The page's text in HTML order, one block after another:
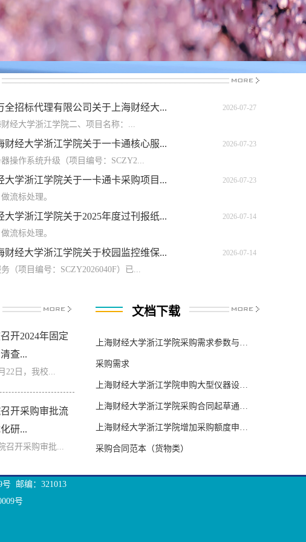
全招标代理有限公司关于上海财经大... 2026-07-27
经大学浙江学院二、项目名称：...
财经大学浙江学院关于一卡通核心服... 2026-07-23
操作系统升级（项目编号：SCZY2...
大学浙江学院关于一卡通卡采购项目... 2026-07-23
流标处理。
大学浙江学院关于2025年度过刊报纸... 2026-07-14
流标处理。
财经大学浙江学院关于校园监控维保... 2026-07-14
（项目编号：SCZY2026040F）已...
开2024年固定
查...
22日，我校...
开采购审批流
研...
召开采购审批...
文档下载
上海财经大学浙江学院采购需求参数与…
采购需求
上海财经大学浙江学院申购大型仪器设…
上海财经大学浙江学院采购合同起草通…
上海财经大学浙江学院增加采购额度申…
采购合同范本（货物类）
邮编：321013
号